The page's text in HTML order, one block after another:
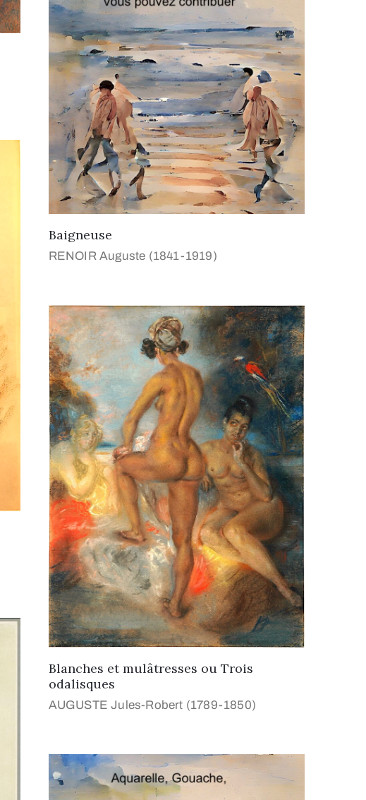
Baigneuse
RENOIR Auguste (1841-1919)
Blanches et mulâtresses ou Trois
odalisques
AUGUSTE Jules-Robert (1789-1850)